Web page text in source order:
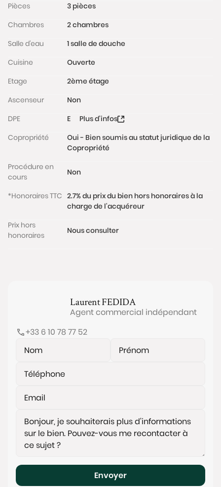
les familles notamment pour sa proximité avec les
commerces, les établissements scolaires et les
espaces verts.
Les informations sur les risques auxquels ce bien est
exposé sont disponibles sur le site
Pièces
3 pièces
Chambres
2 chambres
Salle d'eau
1 salle de douche
Cuisine
Ouverte
Etage
2ème étage
Ascenseur
Non
DPE
E
Plus d'infos
Copropriété
Oui - Bien soumis au statut juridique de la
Copropriété
Procédure en
cours
Non
*Honoraires TTC 2.7% du prix du bien hors honoraires à la
charge de l'acquéreur
Prix hors
honoraires
Nous consulter
LaurentFEDIDA
Agent commercial indépendant
+33 6 10 78 77 52
Envoyer